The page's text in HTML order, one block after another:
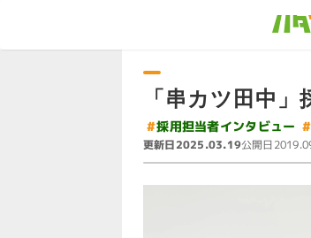
「串カツ田中
#採用担当者インタビュー
更新日2025.03.19公開日